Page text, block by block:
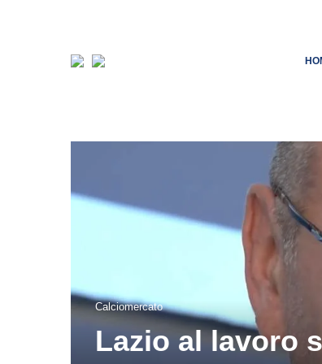
Calciomercato
Lazio al lavoro